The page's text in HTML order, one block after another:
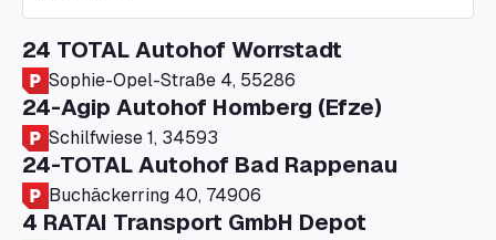
24 TOTAL Autohof Worrstadt
Sophie-Opel-Straße 4, 55286
24-Agip Autohof Homberg (Efze)
Schilfwiese 1, 34593
24-TOTAL Autohof Bad Rappenau
Buchäckerring 40, 74906
4 RATAI Transport GmbH Depot